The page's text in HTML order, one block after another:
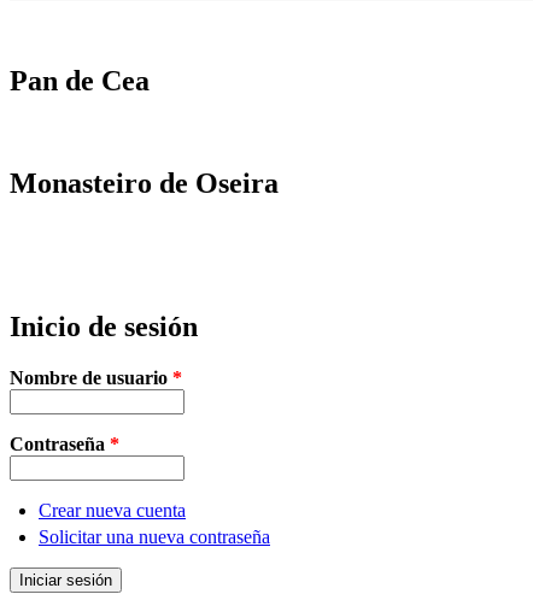
Pan de Cea
Monasteiro de Oseira
Inicio de sesión
Nombre de usuario *
Contraseña *
Crear nueva cuenta
Solicitar una nueva contraseña